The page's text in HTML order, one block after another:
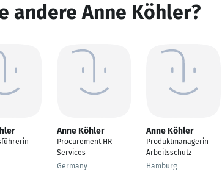
andere Anne Köhler?
Anne Köhler
Procurement HR
Services
Germany
Anne Köhler
Produktmanagerin
Arbeitsschutz
Hamburg